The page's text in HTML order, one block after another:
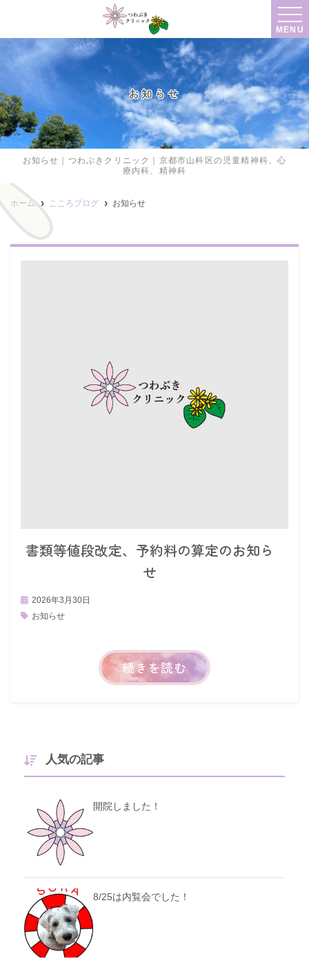
MENU
お知らせ
お知らせ｜つわぶきクリニック｜京都市山科区の児童精神科、心
療内科、精神科
ホーム こころブログ お知らせ
書類等値段改定、予約料の算定のお知ら
せ
2026年3月30日
お知らせ
続きを読む
人気の記事
開院しました！
8/25は内覧会でした！